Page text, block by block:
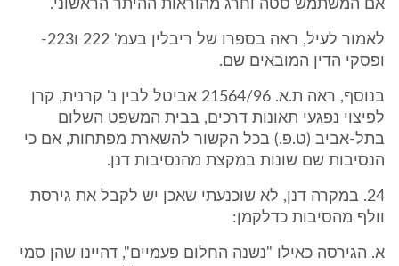
אם המשתמש סטה וחרג מהוראות ההיתר הראשוני.
לאמור לעיל, ראה בספרו של ריבלין בעמ' 222 ו223-
ופסקי הדין המובאים שם.
בנוסף, ראה ת.א. 21564/96 אביטל לבין נ' קרנית, קרן
לפיצוי נפגעי תאונות דרכים, בבית המשפט השלום
בתל-אביב (ט.פ.) בכל הקשור להשארת מפתחות, אם כי
הנסיבות שם שונות במקצת מהנסיבות דנן.
24. במקרה דנן, לא שוכנעתי שאכן יש לקבל את גירסת
וולף מהסיבות כדלקמן:
א. הגירסה כאילו "נשנה החלום פעמיים", דהיינו שהן סמי